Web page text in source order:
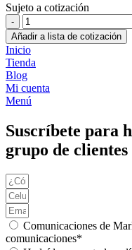
Sujeto a cotización
INYECTORES
FULL
INJECT
CAT
12H
cantidad
Añadir a lista de cotización
Inicio
Tienda
Blog
Mi cuenta
Menú
Suscríbete para
grupo de clientes
Comunicaciones de
comunicaciones*